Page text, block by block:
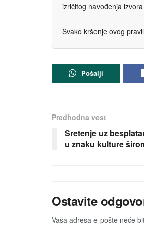
izričitog navođenja
Svako kršenje ovog
Pošalji
Predhodna vest
Sretenje uz
u znaku kulture
Ostavite
Vaša adresa e-pošte neće